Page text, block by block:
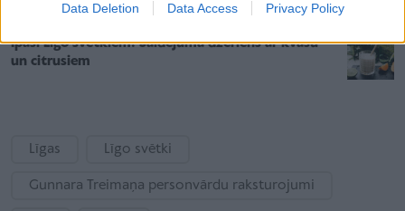
Data Deletion Data Access Privacy Policy
Īpaši Līgo svētkiem! Saldējuma dzēriens ar kvasu
un citrusiem
Līgas Līgo svētki
Gunnara Treimaņa personvārdu raksturojumi